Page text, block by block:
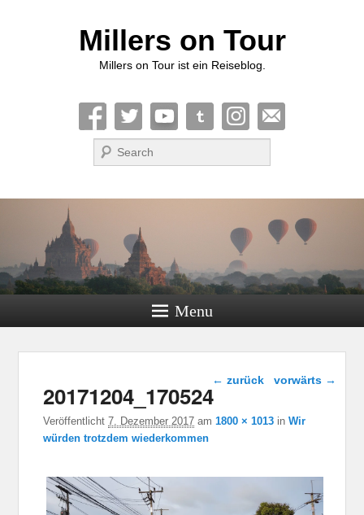
Millers on Tour
Millers on Tour ist ein Reiseblog.
Suche
Menu
Bild-Navigation
← zurück vorwärts →
20171204_170524
Veröffentlicht7. Dezember 2017 am1800 × 1013 inWir
würden trotzdem wiederkommen